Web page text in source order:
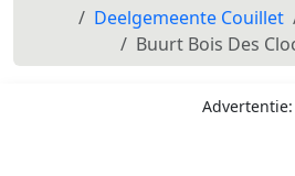
Deelgemeente Couillet
Buurt Bois Des
Advertentie: